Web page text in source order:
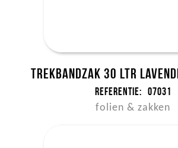
Trekbandzak 30 ltr
Referentie: 07031
folien & zakken